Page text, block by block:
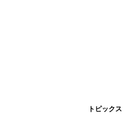
トピックス